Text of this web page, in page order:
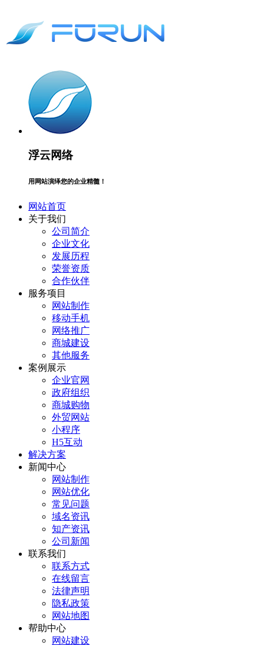
浮云网络
用网站演绎您的企业精髓！
网站首页
关于我们
公司简介
企业文化
发展历程
荣誉资质
合作伙伴
服务项目
网站制作
移动手机
网络推广
商城建设
其他服务
案例展示
企业官网
政府组织
商城购物
外贸网站
小程序
H5互动
解决方案
新闻中心
网站制作
网站优化
常见问题
域名资讯
知产资讯
公司新闻
联系我们
联系方式
在线留言
法律声明
隐私政策
网站地图
帮助中心
网站建设